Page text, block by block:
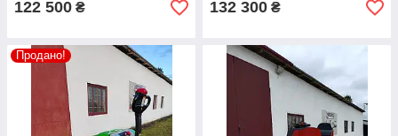
122 500 ₴ 132 300 ₴
Продано!